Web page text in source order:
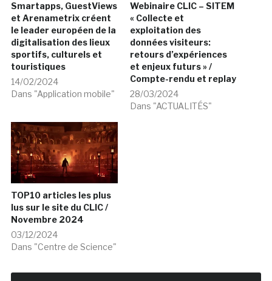
Smartapps, GuestViews
et Arenametrix créent
le leader européen de la
digitalisation des lieux
sportifs, culturels et
touristiques
14/02/2024
Dans "Application mobile"
Webinaire CLIC – SITEM
« Collecte et
exploitation des
données visiteurs:
retours d’expériences
et enjeux futurs » /
Compte-rendu et replay
28/03/2024
Dans "ACTUALITÉS"
TOP10 articles les plus
lus sur le site du CLIC /
Novembre 2024
03/12/2024
Dans "Centre de Science"